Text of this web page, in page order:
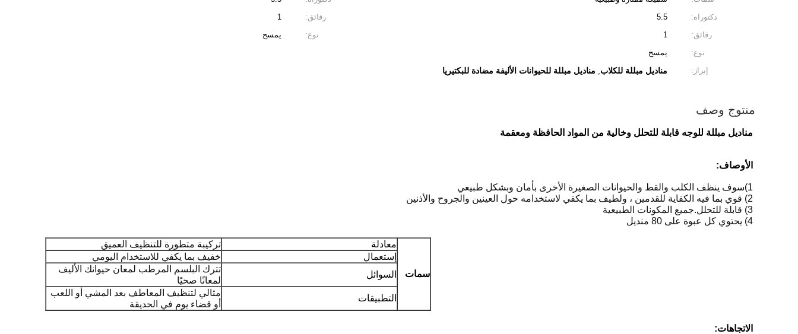
دكتوراه:
5.5 رقائق:
1
رقائق:
1 نوع:
يمسح
نوع:
يمسح
إبراز:
مناديل مبللة للكلاب, مناديل مبللة للحيوانات الأليفة مضادة للبكتيريا
منتوج وصف
مناديل مبللة للوجه قابلة للتحلل وخالية من المواد الحافظة ومعقمة
الأوصاف:
1) سوف ينظف الكلب والقط والحيوانات الصغيرة الأخرى بأمان وبشكل طبيعي
2) قوي بما فيه الكفاية للقدمين ، ولطيف بما يكفي لاستخدامه حول العينين والجروح والأذنين
3) قابلة للتحلل.جميع المكونات الطبيعية
4) يحتوي كل عبوة على 80 منديل
سمات
معادلة
تركيبة متطورة للتنظيف العميق
إستعمال
خفيف بما يكفي للاستخدام اليومي
السوائل
تترك البلسم المرطب لمعان حيوانك الأليف
لمعانًا صحيًا
التطبيقات
مثالي لتنظيف المعاطف بعد المشي أو اللعب
أو قضاء يوم في الحديقة
الاتجاهات: